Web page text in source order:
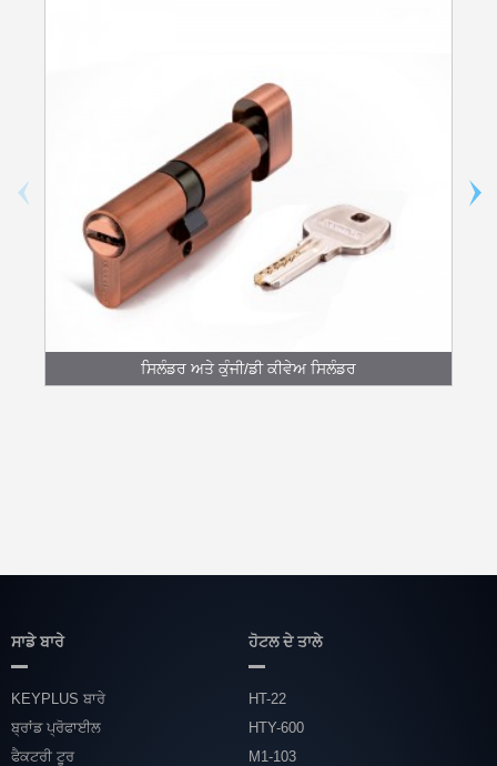
ਸਿਲੰਡਰ ਅਤੇ ਕੁੰਜੀ/ਡੀ ਕੀਵੇਅ ਸਿਲੰਡਰ
ਸਾਡੇ ਬਾਰੇ
KEYPLUS ਬਾਰੇ
ਬ੍ਰਾਂਡ ਪ੍ਰੋਫਾਈਲ
ਫੈਕਟਰੀ ਟੂਰ
ਹੋਟਲ ਦੇ ਤਾਲੇ
HT-22
HTY-600
M1-103